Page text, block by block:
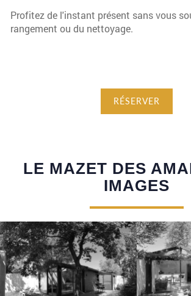
Profitez de l'instant présent sans vous
rangement ou du nettoyage.
RÉSERVER
LE MAZET DES
IMAGES